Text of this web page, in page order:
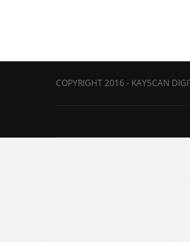
COPYRIGHT 2016 - KAYSCAN